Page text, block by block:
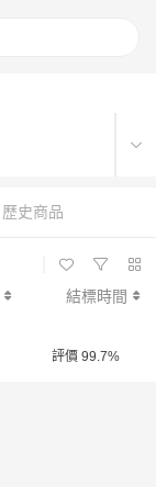
歷史商品
結標時間
評價 99.7%